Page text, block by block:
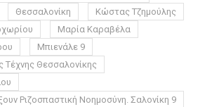
Θεσσαλονίκη
Κώστας Τζημούλης
Μαρία Καραβέλα
Μπιενάλε 9
Τέχνης Θεσσαλονίκης
Ριζοσπαστική Νοημοσύνη. Σαλονίκη 9